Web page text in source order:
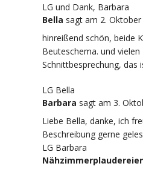
LG und Dank, Barbara
Bella sagt am 2. Oktober
hinreißend schön, beide
Beuteschema. und
Schnittbesprechung, das
LG Bella
Barbara sagt am 3.
Liebe Bella, danke, ich
Beschreibung gerne
LG Barbara